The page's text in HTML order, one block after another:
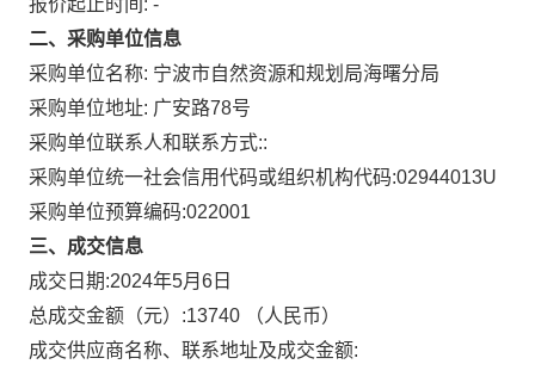
报价起止时间: -
二、采购单位信息
采购单位名称: 宁波市自然资源和规划局海曙分局
采购单位地址: 广安路78号
采购单位联系人和联系方式::
采购单位统一社会信用代码或组织机构代码:02944013U
采购单位预算编码:022001
三、成交信息
成交日期:2024年5月6日
总成交金额（元）:13740 （人民币）
成交供应商名称、联系地址及成交金额: